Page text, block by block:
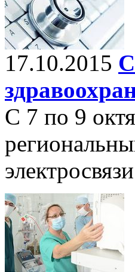
17.10.2015
С 7 по 9